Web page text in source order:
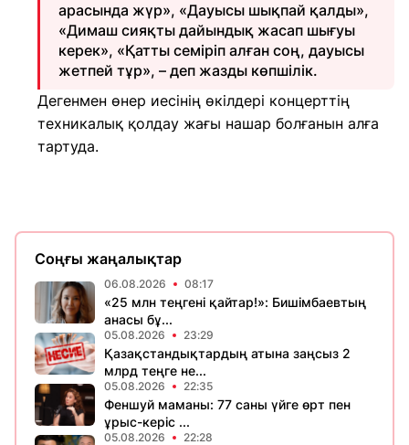
арасында жүр», «Дауысы шықпай қалды»,
«Димаш сияқты дайындық жасап шығуы
керек», «Қатты семіріп алған соң, дауысы
жетпей тұр», – деп жазды көпшілік.
Дегенмен өнер иесінің өкілдері концерттің
техникалық қолдау жағы нашар болғанын алға
тартуда.
Соңғы жаңалықтар
06.08.2026 08:17
«25 млн теңгені қайтар!»: Бишімбаевтың
анасы бұ...
05.08.2026 23:29
Қазақстандықтардың атына заңсыз 2
млрд теңге не...
05.08.2026 22:35
Феншуй маманы: 77 саны үйге өрт пен
ұрыс-керіс ...
05.08.2026 22:28